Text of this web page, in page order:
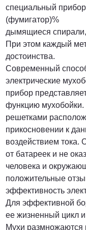
специальный
(фумигатор)%
дымящиеся
При этом каждый
достоинства.
Современный
электрические
прибор
функцию
решетками
прикосновении к
воздействием тока.
от батареек и не
человека и
положительные
эффективность
Для эффективной
ее жизненный цикл
Мухи размножаются